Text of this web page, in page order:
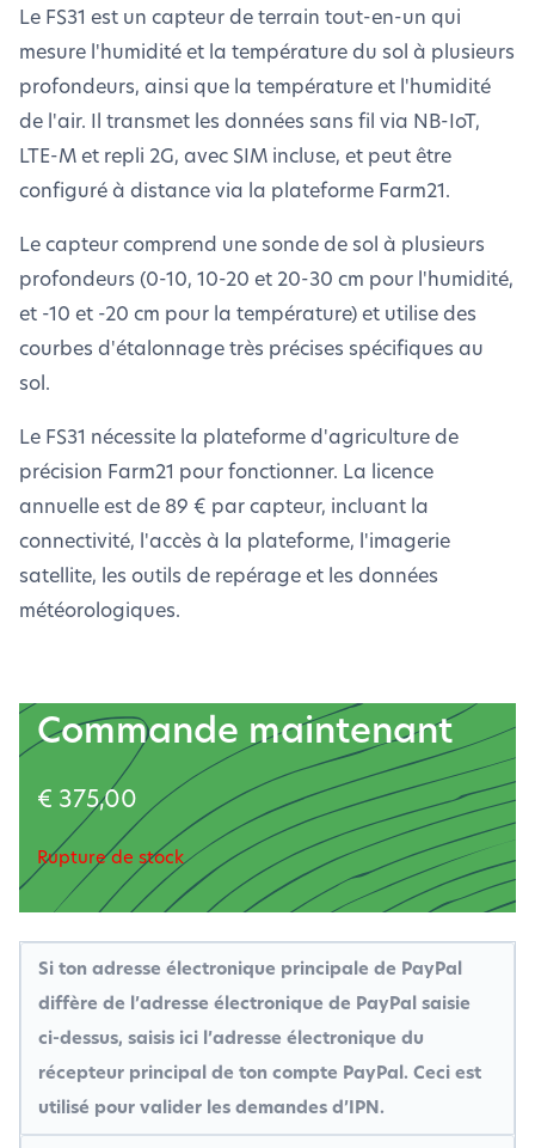
Le FS31 est un capteur de terrain tout-en-un qui
mesure l'humidité et la température du sol à plusieurs
profondeurs, ainsi que la température et l'humidité
de l'air. Il transmet les données sans fil via NB-IoT,
LTE-M et repli 2G, avec SIM incluse, et peut être
configuré à distance via la plateforme Farm21.
Le capteur comprend une sonde de sol à plusieurs
profondeurs (0-10, 10-20 et 20-30 cm pour l'humidité,
et -10 et -20 cm pour la température) et utilise des
courbes d'étalonnage très précises spécifiques au
sol.
Le FS31 nécessite la plateforme d'agriculture de
précision Farm21 pour fonctionner. La licence
annuelle est de 89 € par capteur, incluant la
connectivité, l'accès à la plateforme, l'imagerie
satellite, les outils de repérage et les données
météorologiques.
Commande maintenant
€ 375,00
Rupture de stock
Si ton adresse électronique principale de PayPal
diffère de l’adresse électronique de PayPal saisie
ci-dessus, saisis ici l’adresse électronique du
récepteur principal de ton compte PayPal. Ceci est
utilisé pour valider les demandes d’IPN.